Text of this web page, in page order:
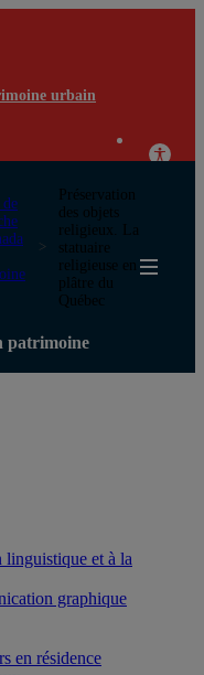
urbain
Préservation
des objets
religieux. La
statuaire
religieuse en
plâtre du
Québec
patrimoine
linguistique et à la
graphique
en résidence